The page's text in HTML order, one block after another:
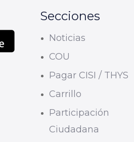
Secciones
Noticias
COU
Pagar CISI / THYS
Carrillo
Participación
Ciudadana